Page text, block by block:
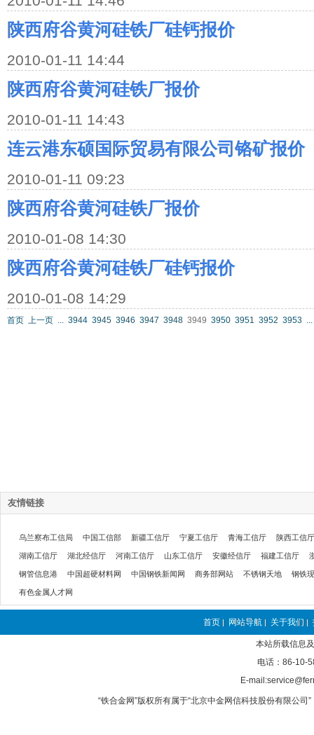
陕西府谷黄河硅铁厂硅钙报价
2010-01-11 14:44
陕西府谷黄河硅铁厂报价
2010-01-11 14:43
连云港东硕国际贸易有限公司铬矿报价
2010-01-11 09:23
陕西府谷黄河硅铁厂报价
2010-01-08 14:30
陕西府谷黄河硅铁厂硅钙报价
2010-01-08 14:29
首页 上一页 ... 3944 3945 3946 3947 3948 3949 3950 3951 3952 3953 ...
友情链接
乌兰察布工信局 中国工信部 新疆工信厅 宁夏工信厅 青海工信厅 陕西工信厅
湖南工信厅 湖北经信厅 河南工信厅 山东工信厅 安徽经信厅 福建工信厅
钢管信息港 中国超硬材料网 中国钢铁新闻网 商务部网站 不锈钢天地 钢铁
有色金属人才网
首页 | 网站导航 | 关于我们 |
本站所载信息
电话：86-10-
E-
“铁合金网”版权所有属于“北京中金网信科技股份有限公司